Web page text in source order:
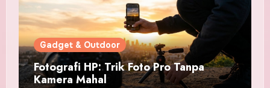
Gadget & Outdoor
Fotografi HP: Trik Foto Pro Tanpa
Kamera Mahal